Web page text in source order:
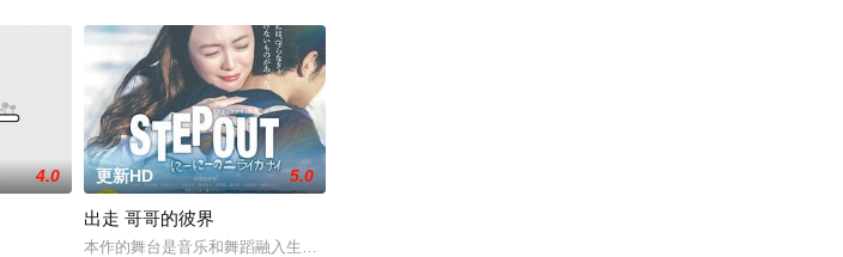
4.0 更新HD 5.0
出走 哥哥的彼界
本作的舞台是音乐和舞蹈融入生活的冲绳。与母亲朱音、妹妹舞一起生活的照屋踊，憧憬舞蹈学校的丽莎，开